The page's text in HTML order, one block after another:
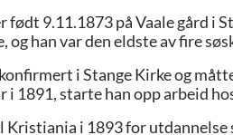
født 9.11.1873 på Vaale gård i
og han var den eldste av fire
i Stange Kirke og
i 1891, starte han opp arbeid
Kristiania i 1893 for utdannelse